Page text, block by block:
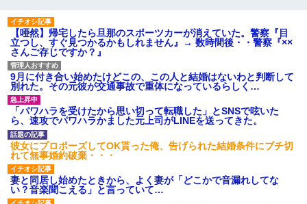
【唖然】帰宅したら旦那のスポーツカーが消えていた。警察『目
立つし、すぐ見つかるかもしれません』→ 数時間後・・警察『××
さんご存じですか？』
9月に付き合い始めたけどこの、この人と結婚はないわと判断して
別れた。その元彼が交通事故で重体になっているらしく…
「パワハラを受けたから思い切って転職した」とSNSで呟いた
ら、速攻でパワハラかました元上司がLINEを送ってきた。
彼女にプロポーズしてOK貰った俺、告げられた結婚条件にブチ切
れて無事婚約破棄・・・
妻と同居し始めたときから、よく妻が「どこかで音漏れしてな
い？音楽聞こえる」と言っていて…